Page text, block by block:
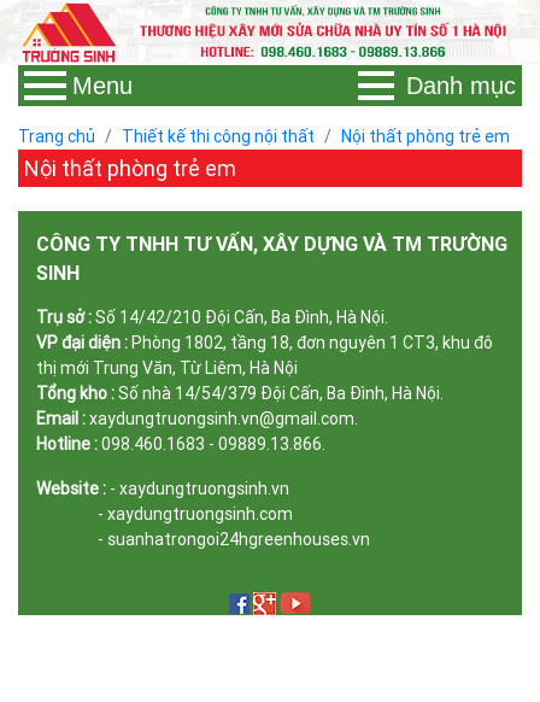
Danh mục
Menu
Trang chủ Thiết kế thi công nội thất Nội thất phòng trẻ em
Nội thất phòng trẻ em
CÔNG TY TNHH TƯ VẤN, XÂY DỰNG VÀ TM TRƯỜNG
SINH
Trụ sở :Số 14/42/210 Đội Cấn, Ba Đình, Hà Nội.
VP đại diện :Phòng 1802, tầng 18, đơn nguyên 1 CT3, khu đô
thị mới Trung Văn, Từ Liêm, Hà Nội
Tổng kho :Số nhà 14/54/379 Đội Cấn, Ba Đình, Hà Nội.
Email :xaydungtruongsinh.vn@gmail.com.
Hotline :098.460.1683 - 09889.13.866.
Website : - xaydungtruongsinh.vn
- xaydungtruongsinh.com
- suanhatrongoi24hgreenhouses.vn